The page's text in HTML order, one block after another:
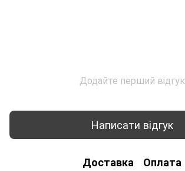
Додайте перший відгук
Написати відгук
Доставка Оплата